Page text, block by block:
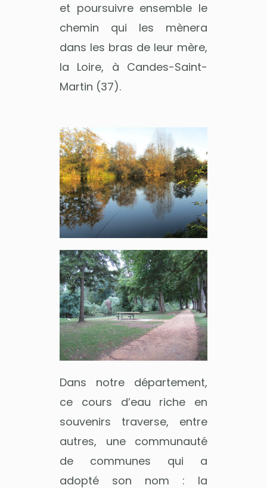
et poursuivre ensemble le
chemin qui les mènera
dans les bras de leur mère,
la Loire, à Candes-Saint-
Martin (37).
Dans notre département,
ce cours d’eau riche en
souvenirs traverse, entre
autres, une communauté
de communes qui a
adopté son nom : la